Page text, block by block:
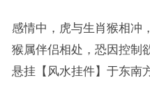
感情中，虎与生肖猴相冲
猴属伴侣相处，恐因控制
悬挂【风水挂件】于东南